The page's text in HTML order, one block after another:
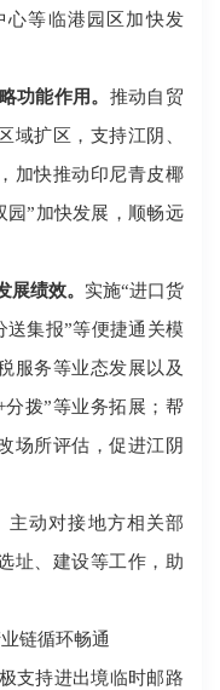
心等临港园区加快发
功能作用。 推动自贸
域扩区，支持江阴、
加快推动印尼青皮椰
园”加快发展，顺畅远
展绩效。 实施“进口货
送集报”等便捷通关模
服务等业态发展以及
拨”等业务拓展；帮
场所评估，促进江阴
主动对接地方相关部
址、建设等工作，助
链循环畅通
支持进出境临时邮路